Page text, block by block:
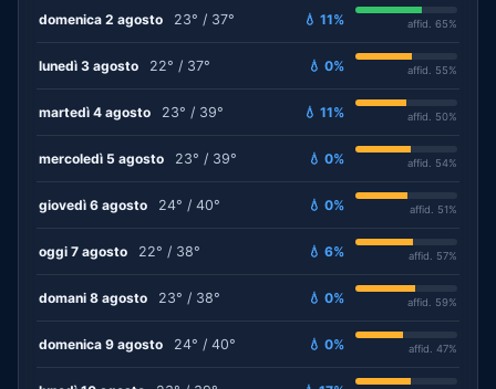
domenica 2 agosto 23° / 37° 💧 11% affid. 65%
lunedì 3 agosto 22° / 37° 💧 0% affid. 55%
martedì 4 agosto 23° / 39° 💧 11% affid. 50%
mercoledì 5 agosto 23° / 39° 💧 0% affid. 54%
giovedì 6 agosto 24° / 40° 💧 0% affid. 51%
oggi 7 agosto 22° / 38° 💧 6% affid. 57%
domani 8 agosto 23° / 38° 💧 0% affid. 59%
domenica 9 agosto 24° / 40° 💧 0% affid. 47%